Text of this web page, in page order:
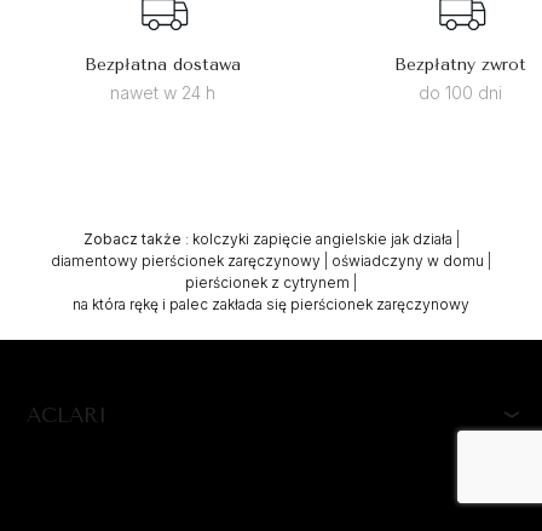
Bezpłatna dostawa
nawet w 24 h
Bezpłatny zwrot
do 100 dni
Zobacz także : kolczyki zapięcie angielskie jak działa
diamentowy pierścionek zaręczynowy
oświadczyny w domu
pierścionek z cytrynem
na która rękę i palec zakłada się pierścionek zaręczynowy
ACLARI